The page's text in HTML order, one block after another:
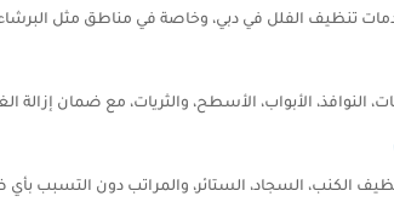
الفلل في دبي، وخاصة في مناطق مثل البرشاء، البرشاء
الأبواب، الأسطح، والثريات، مع ضمان إزالة
الكنب، السجاد، الستائر، والمراتب دون التسبب بأي